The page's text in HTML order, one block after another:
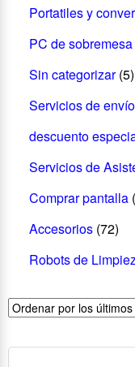
Portatiles y
PC de sobremesa
Sin categorizar (5)
Servicios de
descuento
Servicios de
Comprar pantalla
Accesorios (72)
Robots de